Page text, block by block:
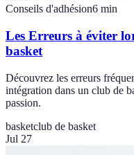
Conseils d'adhésion6 min
Les Erreurs à éviter
basket
Découvrez les erreurs
intégration dans un club de
passion.
basketclub de basket
Jul 27